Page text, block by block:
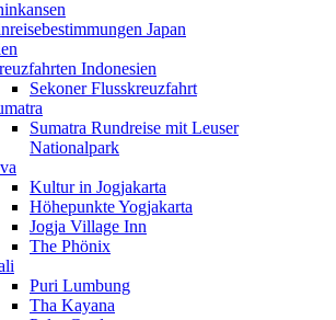
Japan
Indonesien
Sekoner Flusskreuzfahrt
Sumatra Rundreise mit Leuser
Nationalpark
Kultur in Jogjakarta
Höhepunkte Yogjakarta
Jogja Village Inn
The Phönix
Puri Lumbung
Tha Kayana